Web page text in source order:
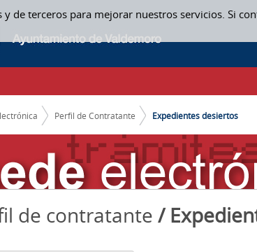
de terceros para mejorar nuestros servicios. Si
DESIERTOS
DE MIGAS Perfil de Contratante Expedientes desiertos
de contratante /